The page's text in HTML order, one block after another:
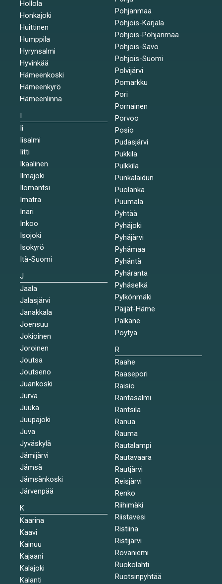
Hollola
Honkajoki
Huittinen
Humppila
Hyrynsalmi
Hyvinkää
Hämeenkoski
Hämeenkyrö
Hämeenlinna
I
Ii
Iisalmi
Iitti
Ikaalinen
Ilmajoki
Ilomantsi
Imatra
Inari
Inkoo
Isojoki
Isokyrö
Itä-Suomi
J
Jaala
Jalasjärvi
Janakkala
Joensuu
Jokioinen
Joroinen
Joutsa
Joutseno
Juankoski
Jurva
Juuka
Juupajoki
Juva
Jyväskylä
Jämijärvi
Jämsä
Jämsänkoski
Järvenpää
K
Kaarina
Kaavi
Kainuu
Kajaani
Kalajoki
Kalanti
Pohjanmaa
Pohjois-Karjala
Pohjois-Pohjanmaa
Pohjois-Savo
Pohjois-Suomi
Polvijärvi
Pomarkku
Pori
Pornainen
Porvoo
Posio
Pudasjärvi
Pukkila
Pulkkila
Punkalaidun
Puolanka
Puumala
Pyhtää
Pyhäjoki
Pyhäjärvi
Pyhämaa
Pyhäntä
Pyhäranta
Pyhäselkä
Pylkönmäki
Päijät-Häme
Pälkäne
Pöytyä
R
Raahe
Raasepori
Raisio
Rantasalmi
Rantsila
Ranua
Rauma
Rautalampi
Rautavaara
Rautjärvi
Reisjärvi
Renko
Riihimäki
Riistavesi
Ristiina
Ristijärvi
Rovaniemi
Ruokolahti
Ruotsinpyhtää